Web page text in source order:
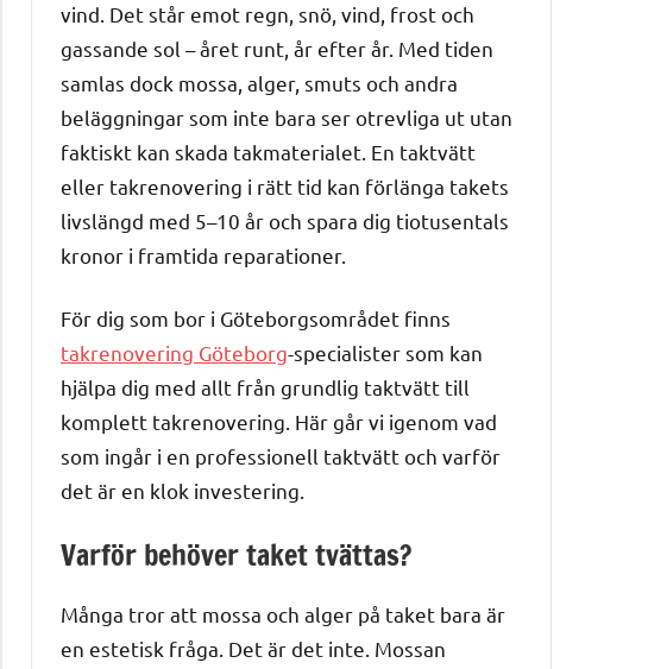
vind. Det står emot regn, snö, vind, frost och
gassande sol – året runt, år efter år. Med tiden
samlas dock mossa, alger, smuts och andra
beläggningar som inte bara ser otrevliga ut utan
faktiskt kan skada takmaterialet. En taktvätt
eller takrenovering i rätt tid kan förlänga takets
livslängd med 5–10 år och spara dig tiotusentals
kronor i framtida reparationer.
För dig som bor i Göteborgsområdet finns
takrenovering Göteborg-specialister som kan
hjälpa dig med allt från grundlig taktvätt till
komplett takrenovering. Här går vi igenom vad
som ingår i en professionell taktvätt och varför
det är en klok investering.
Varför behöver taket tvättas?
Många tror att mossa och alger på taket bara är
en estetisk fråga. Det är det inte. Mossan